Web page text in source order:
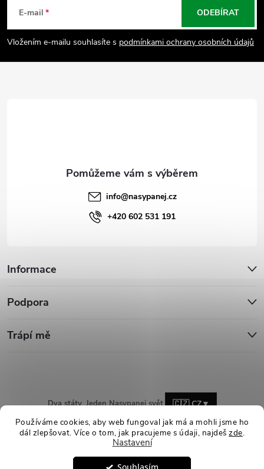
Používáme cookies, aby web fungoval jak má a mohli jsme ho
dál zlepšovat. Více o tom, jak pracujeme s údaji, najdešzde.
Nastavení
p
a
E-mail
Vložením e-mailu souhlasíte s podmínkami ochrany osobních údajů
ODEBÍRAT
Informace
Podpora
Trápí mě
info@nasypanej.cz
+420 602 531 191
Dva státy. Jeden Nasypanej svět. 🇨🇿 CZ▼
Copyright 2026Nasypanej.cz. Všechna práva vyhrazena.